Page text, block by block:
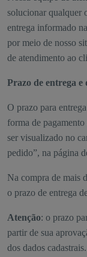
solucionar qualquer
entrega informado
por meio de nosso
de atendimento ao
Prazo de entrega
O prazo para
forma de
ser visualizado no
pedido”, na página
Na compra de mais
o prazo de entrega
Atenção: o prazo
partir de sua
dos dados cadastrais.